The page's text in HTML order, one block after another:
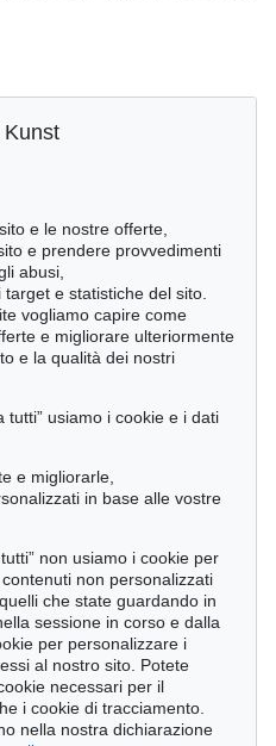
venduti
Kunst
e le nostre offerte,
e prendere provvedimenti
abusi,
e statistiche del sito.
vogliamo capire come
e migliorare ulteriormente
e la qualità dei nostri
tutti” usiamo i cookie e i dati
e migliorarle,
in base alle vostre
non usiamo i cookie per
non personalizzati
che state guardando in
sessione in corso e dalla
per personalizzare i
al nostro sito. Potete
necessari per il
i cookie di tracciamento.
nella nostra dichiarazione